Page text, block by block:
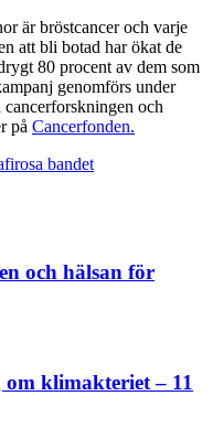
är bröstcancer och varje
att bli botad har ökat de
80 procent av dem som
genomförs under
och
på Cancerfonden.
rosa bandet
och hälsan för
klimakteriet – 11